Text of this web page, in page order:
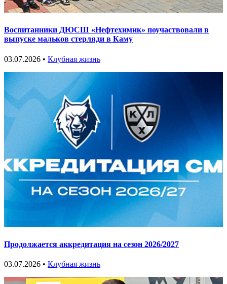
Воспитанники ДЮСШ «Нефтехимик» поучаствовали в
выпуске мальков стерляди в Каму
03.07.2026 • Клубная жизнь
Продолжается аккредитация на сезон 2026/2027
03.07.2026 • Клубная жизнь